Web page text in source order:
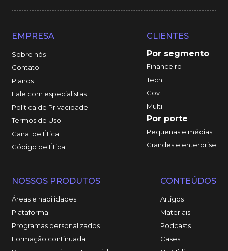
EMPRESA
Sobre nós
Contato
Planos
Fale com especialistas
Política de Privacidade
Termos de Uso
Canal de Ética
Código de Ética
NOSSOS PRODUTOS
Áreas e habilidades
Plataforma
Programas personalizados
Formação continuada
CLIENTES
Por segmento
Financeiro
Tech
Gov
Multi
Por porte
Pequenas e médias
Grandes e enterprise
CONTEÚDOS
Artigos
Materiais
Podcasts
Cases